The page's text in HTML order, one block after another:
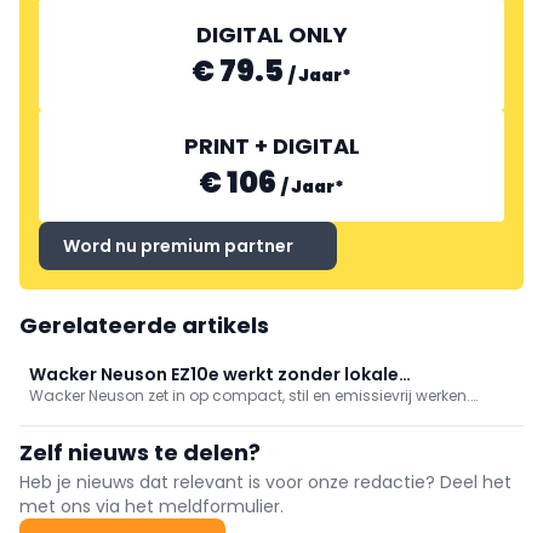
DIGITAL ONLY
€ 79.5 /Jaar*
PRINT + DIGITAL
€ 106 /Jaar*
Word nu premium partner
Gerelateerde artikels
Wacker Neuson EZ10e werkt zonder lokale
uitlaatgasemissies
Wacker Neuson zet in op compact, stil en emissievrij werken.
ruimtes.
Zelf nieuws te delen?
Heb je nieuws dat relevant is voor onze redactie? Deel het
met ons via het meldformulier.